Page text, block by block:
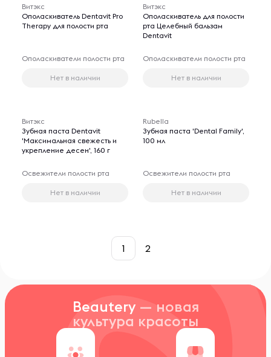
Витэкс
Ополаскиватель Dentavit Pro
Therapy для полости рта
Ополаскиватели полости рта
Нет в наличии
Витэкс
Ополаскиватель для полости
рта Целебный бальзам
Dentavit
Ополаскиватели полости рта
Нет в наличии
Витэкс
Зубная паста Dentavit
'Максимальная свежесть и
укрепление десен', 160 г
Освежители полости рта
Нет в наличии
Rubella
Зубная паста 'Dental Family',
100 мл
Освежители полости рта
Нет в наличии
1 2
Beautery — новая
культура красоты